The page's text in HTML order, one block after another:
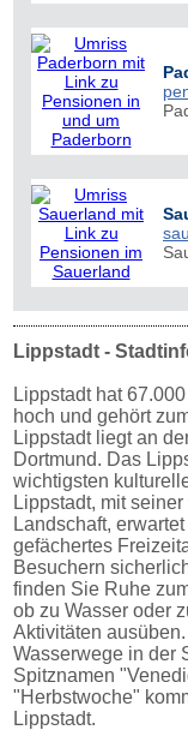
Lippstadt -
Lippstadt hat
hoch und gehört
Lippstadt liegt an
Dortmund. Das
wichtigsten
Lippstadt, mit
Landschaft,
gefächertes
Besuchern
finden Sie Ruhe
ob zu Wasser oder
Aktivitäten
Wasserwege in der
Spitznamen
"Herbstwoche"
Lippstadt.